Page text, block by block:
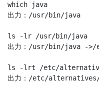
which java
出力：/usr/bin/java
ls -lr /usr/bin/java
出力：/usr/bin/java -
ls -lrt /etc/